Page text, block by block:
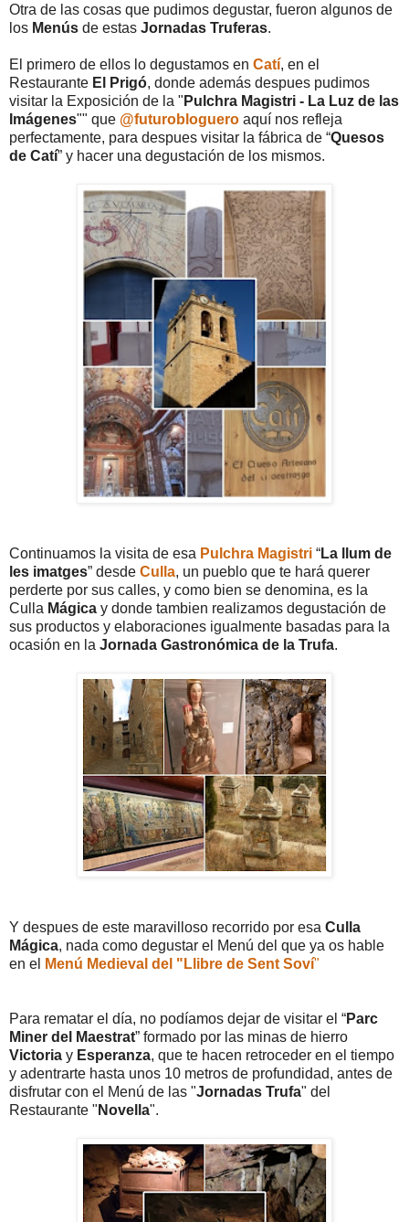
Otra de las cosas que pudimos degustar, fueron algunos de
los Menús de estas Jornadas Truferas.
El primero de ellos lo degustamos en Catí, en el
Restaurante El Prigó, donde además despues pudimos
visitar la Exposición de la " Pulchra Magistri - La Luz de las
Imágenes"" que @futurobloguero aquí nos refleja
perfectamente, para despues visitar la fábrica de “Quesos
de Catí” y hacer una degustación de los mismos.
Continuamos la visita de esa Pulchra Magistri “La llum de
les imatges” desde Culla, un pueblo que te hará querer
perderte por sus calles, y como bien se denomina, es la
Culla Mágica y donde tambien realizamos degustación de
sus productos y elaboraciones igualmente basadas para la
ocasión en la Jornada Gastronómica de la Trufa.
Y despues de este maravilloso recorrido por esa Culla
Mágica, nada como degustar el Menú del que ya os hable
en el
Menú Medieval del "Llibre de Sent Soví"
Para rematar el día, no podíamos dejar de visitar el “Parc
Miner del Maestrat” formado por las minas de hierro
Victoria y Esperanza, que te hacen retroceder en el tiempo
y adentrarte hasta unos 10 metros de profundidad, antes de
disfrutar con el Menú de las "Jornadas Trufa" del
Restaurante " Novella".